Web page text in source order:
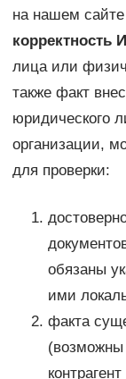
на нашем
корректность
лица или
также факт
юридического
организации,
для проверки:
обязаны
ими
факта
(возможны